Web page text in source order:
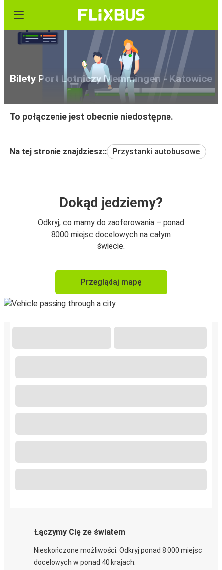
Bilety Port Lotniczy Memmingen - Katowice
To połączenie jest obecnie niedostępne.
Na tej stronie znajdziesz:: Przystanki autobusowe
Dokąd jedziemy?
Odkryj, co mamy do zaoferowania – ponad
8000 miejsc docelowych na całym
świecie.
Przeglądaj mapę
Łączymy Cię ze światem
Nieskończone możliwości. Odkryj ponad 8 000 miejsc
docelowych w ponad 40 krajach.